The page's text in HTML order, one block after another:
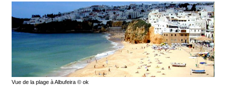
Vue de la plage à Albufeira © ok